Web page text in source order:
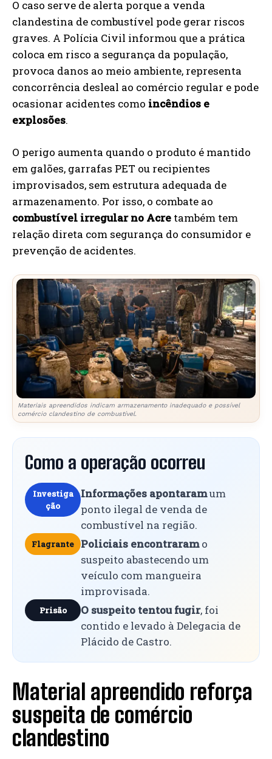
O caso serve de alerta porque a venda
clandestina de combustível pode gerar riscos
graves. A Polícia Civil informou que a prática
coloca em risco a segurança da população,
provoca danos ao meio ambiente, representa
concorrência desleal ao comércio regular e pode
ocasionar acidentes como incêndios e
explosões.
O perigo aumenta quando o produto é mantido
em galões, garrafas PET ou recipientes
improvisados, sem estrutura adequada de
armazenamento. Por isso, o combate ao
combustível irregular no Acre também tem
relação direta com segurança do consumidor e
prevenção de acidentes.
Materiais apreendidos indicam armazenamento inadequado e possível
comércio clandestino de combustível.
Como a operação ocorreu
Investiga
ção
Informações apontaramum
ponto ilegal de venda de
combustível na região.
Flagrante Policiais encontraramo
suspeito abastecendo um
veículo com mangueira
improvisada.
Prisão O suspeito tentou fugir, foi
contido e levado à Delegacia de
Plácido de Castro.
Material apreendido reforça
suspeita de comércio
clandestino